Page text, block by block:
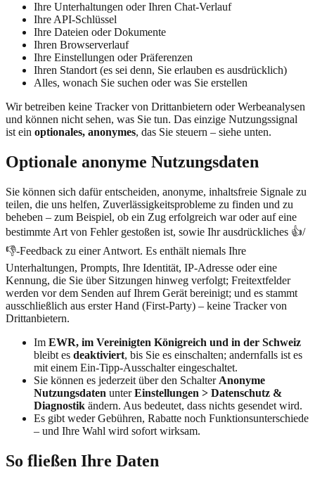
Ihre Unterhaltungen oder Ihren Chat-Verlauf
Ihre API-Schlüssel
Ihre Dateien oder Dokumente
Ihren Browserverlauf
Ihre Einstellungen oder Präferenzen
Ihren Standort (es sei denn, Sie erlauben es ausdrücklich)
Alles, wonach Sie suchen oder was Sie erstellen
Wir betreiben keine Tracker von Drittanbietern oder Werbeanalysen
und können nicht sehen, was Sie tun. Das einzige Nutzungssignal
ist ein optionales, anonymes, das Sie steuern – siehe unten.
Optionale anonyme Nutzungsdaten
Sie können sich dafür entscheiden, anonyme, inhaltsfreie Signale zu
teilen, die uns helfen, Zuverlässigkeitsprobleme zu finden und zu
beheben – zum Beispiel, ob ein Zug erfolgreich war oder auf eine
bestimmte Art von Fehler gestoßen ist, sowie Ihr ausdrückliches 👍/
👎-Feedback zu einer Antwort. Es enthält niemals Ihre
Unterhaltungen, Prompts, Ihre Identität, IP-Adresse oder eine
Kennung, die Sie über Sitzungen hinweg verfolgt; Freitextfelder
werden vor dem Senden auf Ihrem Gerät bereinigt; und es stammt
ausschließlich aus erster Hand (First-Party) – keine Tracker von
Drittanbietern.
Im EWR, im Vereinigten Königreich und in der Schweiz
bleibt es deaktiviert, bis Sie es einschalten; andernfalls ist es
mit einem Ein-Tipp-Ausschalter eingeschaltet.
Sie können es jederzeit über den Schalter Anonyme
Nutzungsdaten unterEinstellungen > Datenschutz &
Diagnostik ändern. Aus bedeutet, dass nichts gesendet wird.
Es gibt weder Gebühren, Rabatte noch Funktionsunterschiede
– und Ihre Wahl wird sofort wirksam.
So fließen Ihre Daten